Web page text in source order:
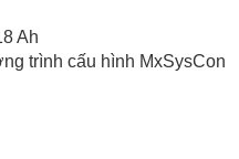
Ah
trình cấu hình MxSysCon